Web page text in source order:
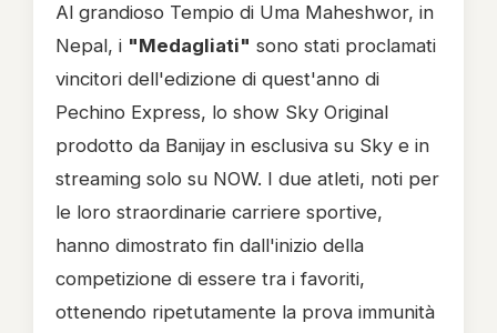
Al grandioso Tempio di Uma Maheshwor, in
Nepal, i "Medagliati" sono stati proclamati
vincitori dell'edizione di quest'anno di
Pechino Express, lo show Sky Original
prodotto da Banijay in esclusiva su Sky e in
streaming solo su NOW. I due atleti, noti per
le loro straordinarie carriere sportive,
hanno dimostrato fin dall'inizio della
competizione di essere tra i favoriti,
ottenendo ripetutamente la prova immunità